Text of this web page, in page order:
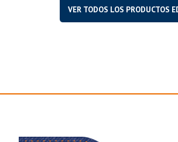
VER TODOS LOS PRODUCTOS